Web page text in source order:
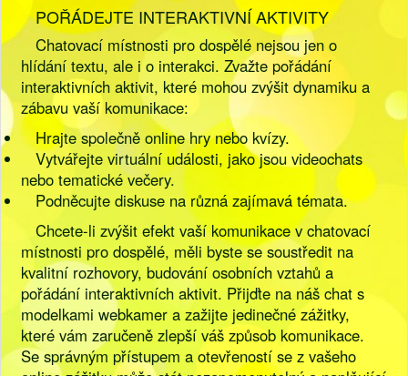
POŘÁDEJTE INTERAKTIVNÍ AKTIVITY
Chatovací místnosti pro dospělé nejsou jen o
hlídání textu, ale i o interakci. Zvažte pořádání
interaktivních aktivit, které mohou zvýšit dynamiku a
zábavu vaší komunikace:
Hrajte společně online hry nebo kvízy.
Vytvářejte virtuální události, jako jsou videochats
nebo tematické večery.
Podněcujte diskuse na různá zajímavá témata.
Chcete-li zvýšit efekt vaší komunikace v chatovací
místnosti pro dospělé, měli byste se soustředit na
kvalitní rozhovory, budování osobních vztahů a
pořádání interaktivních aktivit. Přijďte na náš chat s
modelkami webkamer a zažijte jedinečné zážitky,
které vám zaručeně zlepší váš způsob komunikace.
Se správným přístupem a otevřeností se z vašeho